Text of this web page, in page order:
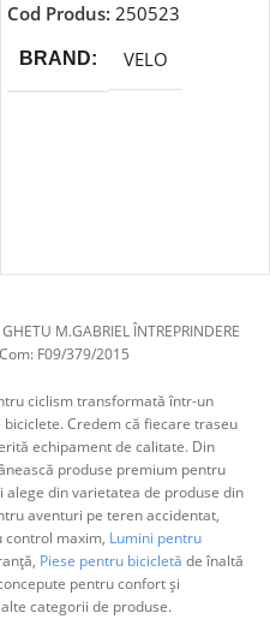
Cod Produs: 250523
BRAND VELO
M.GABRIEL ÎNTREPRINDERE
F09/379/2015
ciclism transformată într-un
Credem că fiecare traseu
echipament de calitate. Din
produse premium pentru
din varietatea de produse din
aventuri pe teren accidentat,
maxim, Lumini pentru
Piese pentru bicicletă de înaltă
pentru confort și
categorii de produse.